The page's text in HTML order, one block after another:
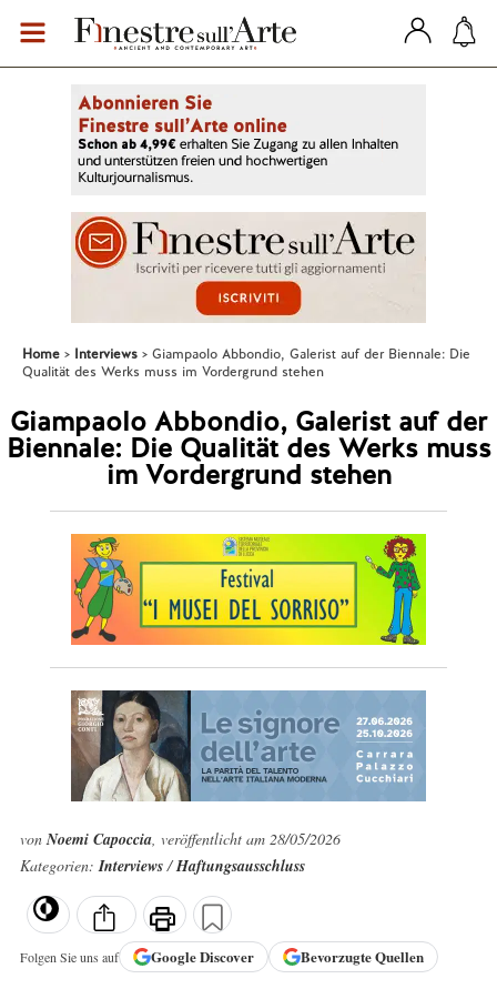
Home Interviews
Giampaolo Abbondio, Galerist auf der Biennale: Die
Qualität des Werks muss im Vordergrund stehen
Giampaolo Abbondio, Galerist auf der
Biennale: Die Qualität des Werks muss
im Vordergrund stehen
vonNoemi Capoccia, veröffentlicht am 28/05/2026
Kategorien:Interviews/Haftungsausschluss
Folgen Sie uns auf GoogleDiscover Bevorzugte Quellen